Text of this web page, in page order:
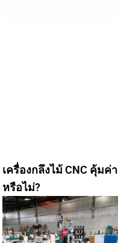
เครื่องกลึงไม้ CNC คุ้มค่า
หรือไม่?